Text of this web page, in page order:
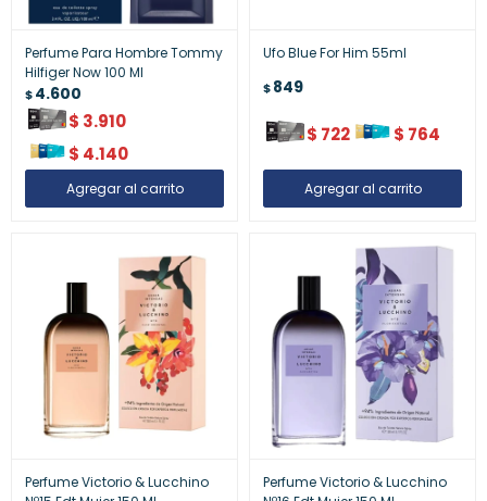
Perfume Para Hombre Tommy
Hilfiger Now 100 Ml
$4.600
$ 3.910
$ 4.140
Ufo Blue For Him 55ml
$849
$ 722 $ 764
Perfume Victorio & Lucchino
Perfume Victorio & Lucchino